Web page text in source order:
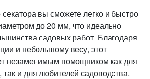
вы сможете легко и быстро
до 20 мм, что идеально
садовых работ. Благодаря
и небольшому весу, этот
незаменимым помощником как для
и для любителей садоводства.